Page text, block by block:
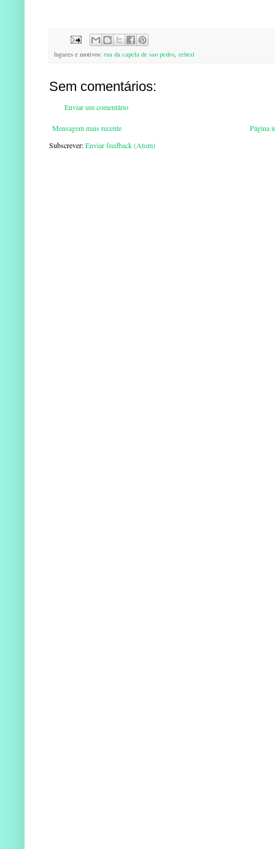
lugares e motivos: rua da capela de sao pedro, zebral
Sem comentários:
Enviar um comentário
Mensagem mais recente
Página
Subscrever:Enviar feedback (Atom)